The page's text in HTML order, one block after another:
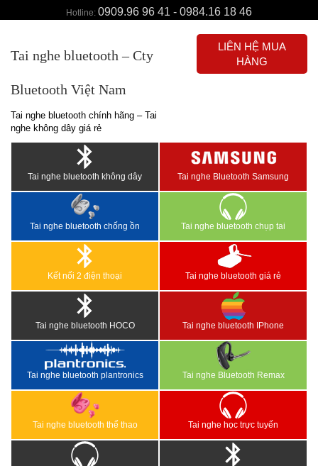
Hotline: 0909.96 96 41 - 0984.16 18 46
Tai nghe bluetooth – Cty
Bluetooth Việt Nam
Tai nghe bluetooth chính hãng – Tai
nghe không dây giá rẻ
LIÊN HỆ MUA
HÀNG
Tai nghe bluetooth không dây Tai nghe Bluetooth Samsung
Tai nghe bluetooth chống ồn Tai nghe bluetooth chụp tai
Kết nối 2 điện thoại Tai nghe bluetooth giá rẻ
Tai nghe bluetooth HOCO Tai nghe bluetooth IPhone
Tai nghe bluetooth plantronics Tai nghe Bluetooth Remax
Tai nghe bluetooth thể thao Tai nghe học trực tuyến